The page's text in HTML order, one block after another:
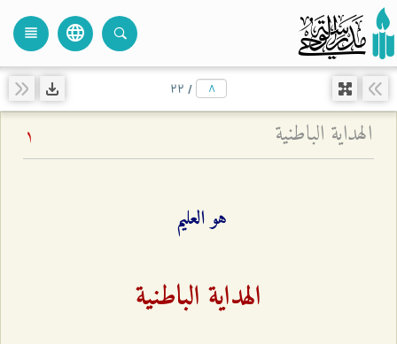
language
view_headline
/ ۲۲
الهداية الباطنية 1
هو العليم
الهداية الباطنية